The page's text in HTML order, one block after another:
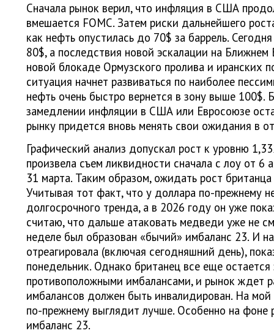
Сначала рынок верил, что инфляция в США
вмешается FOMC. Затем риски дальнейшего
как нефть опустилась до 70$ за баррель.
80$, а последствия новой эскалации на Ближнем
новой блокаде Ормузского пролива и иранских
ситуация начнет развиваться по наиболее
нефть очень быстро вернется в зону выше 100$.
замедлении инфляции в США или Евросоюзе
рынку придется вновь менять свои ожидания
Графический анализ допускал рост к уровню
произвела съем ликвидности сначала с лоу от 6
31 марта. Таким образом, ожидать рост
Учитывая тот факт, что у доллара по-прежнему
долгосрочного тренда, а в 2026 году он уже
считаю, что дальше атаковать медведи уже не
неделе был образован «бычий» имбаланс 23. И
отреагировала (включая сегодняшний день),
понедельник. Однако британец все еще
противоположными имбалансами, и рынок ждет
имбалансов должен быть инвалидирован. На мой
по-прежнему выглядит лучше. Особенно на фоне
имбаланс 23.